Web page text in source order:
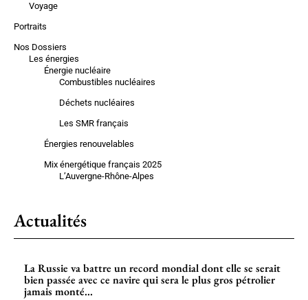
Voyage
Portraits
Nos Dossiers
Les énergies
Énergie nucléaire
Combustibles nucléaires
Déchets nucléaires
Les SMR français
Énergies renouvelables
Mix énergétique français 2025
L’Auvergne-Rhône-Alpes
Actualités
La Russie va battre un record mondial dont elle se serait
bien passée avec ce navire qui sera le plus gros pétrolier
jamais monté...